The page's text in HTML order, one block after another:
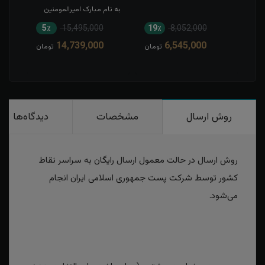
8,052,000 19٪
6,545,000 تومان
به نام مبارک امیرالمومنین
15,495,000 5٪
14,739,000 تومان
روش ارسال مشخصات دیدگاه‌ها
روش ارسال در حالت معمول ارسال رایگان به سراسر نقاط
کشور توسط شرکت پست جمهوری اسلامی ایران انجام
می‌شود.